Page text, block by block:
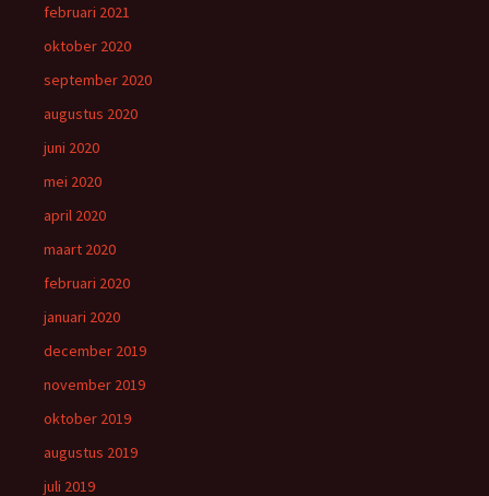
februari 2021
oktober 2020
september 2020
augustus 2020
juni 2020
mei 2020
april 2020
maart 2020
februari 2020
januari 2020
december 2019
november 2019
oktober 2019
augustus 2019
juli 2019